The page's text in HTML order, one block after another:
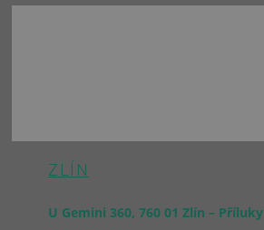
ZLÍN
U Gemini 360, 760 01 Zlín – Příluky